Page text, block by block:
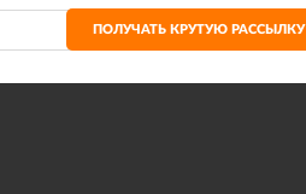
ПОЛУЧАТЬ КРУТУЮ РАССЫЛКУ